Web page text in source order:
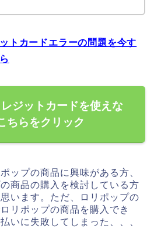
トカードエラーの問題を今す
ジットカードを使えな
ちらをクリック
ップの商品に興味がある方、
商品の購入を検討している方
います。ただ、ロリポップの
リポップの商品を購入でき
いに失敗してしまった、、、